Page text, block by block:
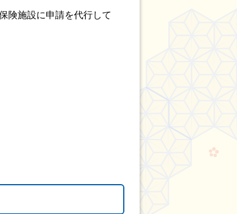
険施設に申請を代行して